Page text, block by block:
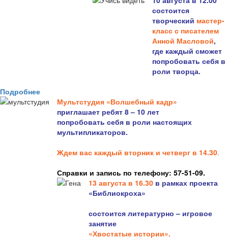
состоится
творческий мастер-
класс с писателем
Анной Масловой,
где каждый сможет
попробовать себя в
роли творца.
Подробнее
Мультстудия «Волшебный кадр»
приглашает ребят 8 – 10 лет
попробовать себя в роли настоящих
мультипликаторов.
Ждем вас каждый вторник и четверг в 14.30.
Справки и запись по телефону: 57-51-09.
13 августа в 16.30 в рамках проекта
«Библиокроха»
состоится литературно – игровое
занятие
«Хвостатые истории».